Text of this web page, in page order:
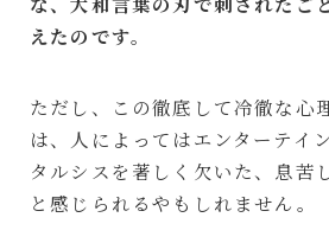
えたのです。
ただし、この徹底して冷徹な心
は、人によってはエンターテイ
タルシスを著しく欠いた、息苦
と感じられるやもしれません。